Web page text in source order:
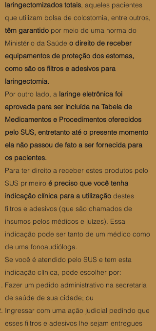
laringectomizados totais, aqueles pacientes
que utilizam bolsa de colostomia, entre outros,
têm garantido por meio de uma norma do
Ministério da Saúde o direito de receber
equipamentos de proteção dos estomas,
como são os filtros e adesivos para
laringectomia.
Por outro lado, a laringe eletrônica foi
aprovada para ser incluída na Tabela de
Medicamentos e Procedimentos oferecidos
pelo SUS, entretanto até o presente momento
ela não passou de fato a ser fornecida para
os pacientes.
Para ter direito a receber estes produtos pelo
SUS primeiro é preciso que você tenha
indicação clínica para a utilização destes
filtros e adesivos (que são chamados de
insumos pelos médicos e juízes). Essa
indicação pode ser tanto de um médico como
de uma fonoaudióloga.
Se você é atendido pelo SUS e tem esta
indicação clínica, pode escolher por:
Fazer um pedido administrativo na secretaria
de saúde de sua cidade; ou
Ingressar com uma ação judicial pedindo que
esses filtros e adesivos lhe sejam entregues